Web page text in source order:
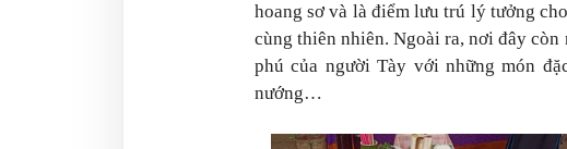
hoang sơ và là điểm lưu trú lý tưởng
cùng thiên nhiên. Ngoài ra, nơi đây
phú của người Tày với những món
nướng…